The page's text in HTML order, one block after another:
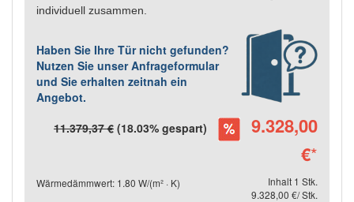
individuell zusammen.
Haben Sie Ihre Tür nicht gefunden?
Nutzen Sie unser Anfrageformular
und Sie erhalten zeitnah ein
Angebot.
11.379,37 € (18.03% gespart)
9.328,00
€*
Wärmedämmwert: 1.80 W/(m² · K)
Inhalt 1 Stk.
9.328,00 €/ Stk.